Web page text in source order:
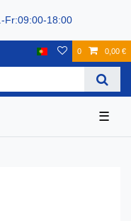
Fr:09:00-18:00
0 0,00 €
☰